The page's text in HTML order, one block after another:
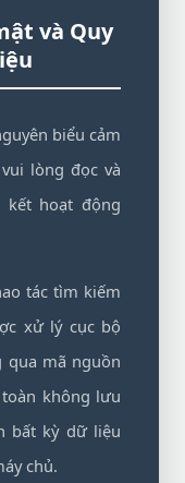
và Quy
biểu cảm
lòng đọc và
kết hoạt động
tác tìm kiếm
xử lý cục bộ
qua mã nguồn
toàn không lưu
bất kỳ dữ liệu
chủ.